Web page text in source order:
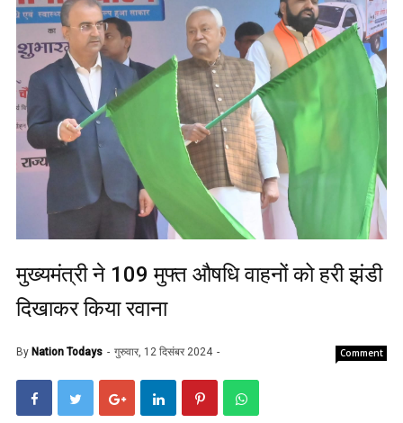
मुख्यमंत्री ने 109 मुफ्त औषधि वाहनों को हरी झंडी
दिखाकर किया रवाना
By Nation Todays गुरुवार, 12 दिसंबर 2024 Comment